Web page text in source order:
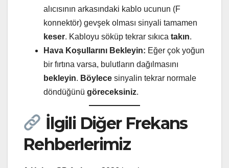
alıcısının arkasındaki kablo ucunun (F
konnektör) gevşek olması sinyali tamamen
keser. Kabloyu söküp tekrar sıkıca takın.
Hava Koşullarını Bekleyin: Eğer çok yoğun
bir fırtına varsa, bulutların dağılmasını
bekleyin. Böylece sinyalin tekrar normale
döndüğünü göreceksiniz.
İlgili Diğer Frekans
Rehberlerimiz